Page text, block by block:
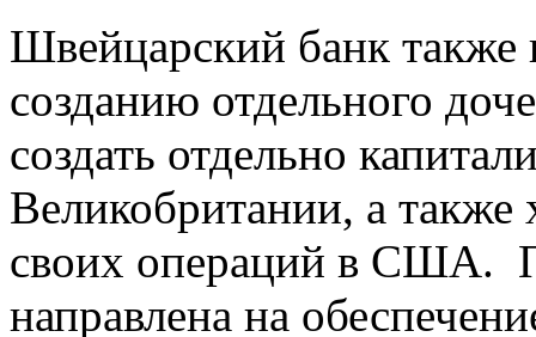
Швейцарский банк также
созданию отдельного
создать отдельно
Великобритании, а
своих операций в США.
направлена на